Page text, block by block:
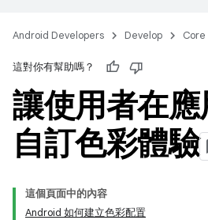
Android Developers Develop
這對你有幫助嗎？
讓使用者在
自訂色彩體驗
這個頁面中的內容
Android 如何建立色彩配置